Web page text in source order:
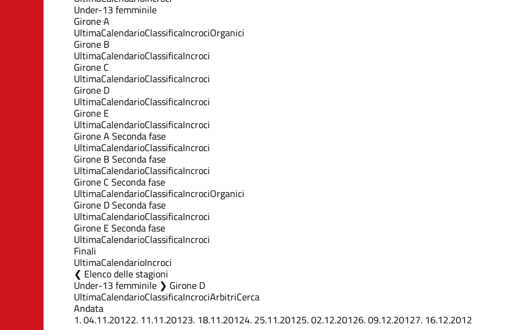
Under-13 femminile
Girone A
UltimaCalendarioClassificaIncrociOrganici
Girone B
UltimaCalendarioClassificaIncroci
Girone C
UltimaCalendarioClassificaIncroci
Girone D
UltimaCalendarioClassificaIncroci
Girone E
UltimaCalendarioClassificaIncroci
Girone A Seconda fase
UltimaCalendarioClassificaIncroci
Girone B Seconda fase
UltimaCalendarioClassificaIncroci
Girone C Seconda fase
UltimaCalendarioClassificaIncrociOrganici
Girone D Seconda fase
UltimaCalendarioClassificaIncroci
Girone E Seconda fase
UltimaCalendarioClassificaIncroci
Finali
UltimaCalendarioIncroci
Elenco delle stagioni
Under-13 femminile ❯ Girone D
UltimaCalendarioClassificaIncrociArbitriCerca
Andata
1.04.11.20122. 11.11.20123. 18.11.20124. 25.11.20125.02.12.20126.09.12.20127. 16.12.2012